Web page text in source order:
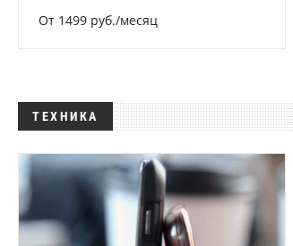
От 1499 руб./месяц
ТЕХНИКА